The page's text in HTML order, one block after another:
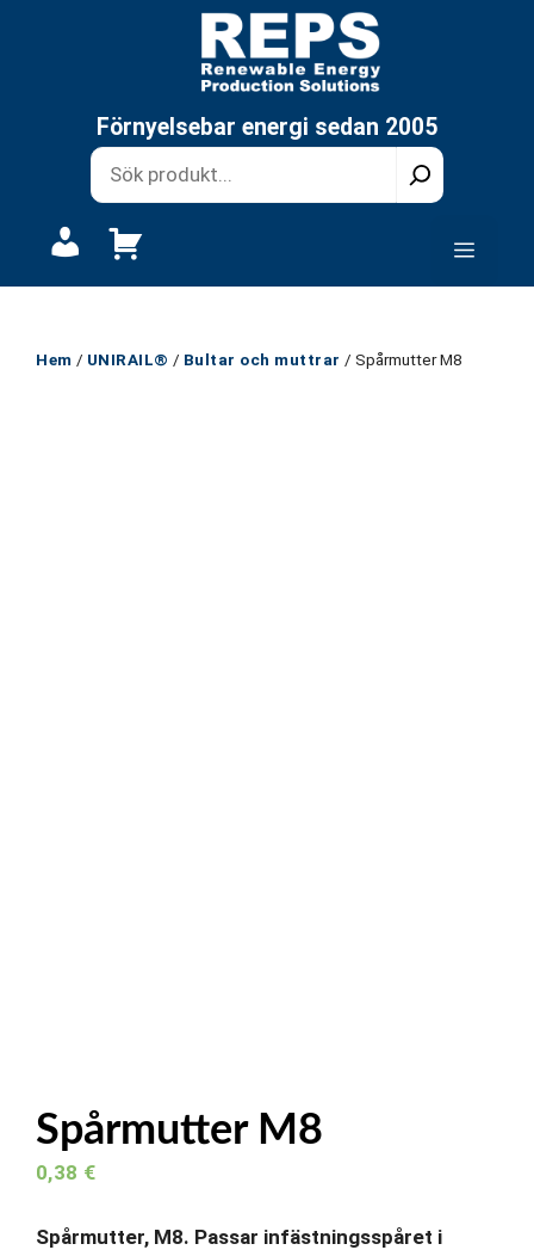
Förnyelsebar energi sedan 2005
Meny
Hem / UNIRAIL® / Bultar och muttrar / Spårmutter M8
Spårmutter M8
0,38 €
Spårmutter, M8. Passar infästningsspåret i